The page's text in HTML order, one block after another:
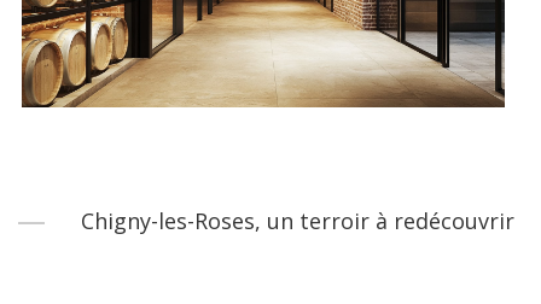
Chigny-les-Roses, un terroir à redécouvrir